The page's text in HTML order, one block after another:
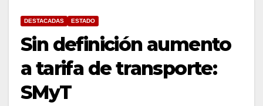
DESTACADAS ESTADO
Sin definición aumento
a tarifa de transporte:
SMyT